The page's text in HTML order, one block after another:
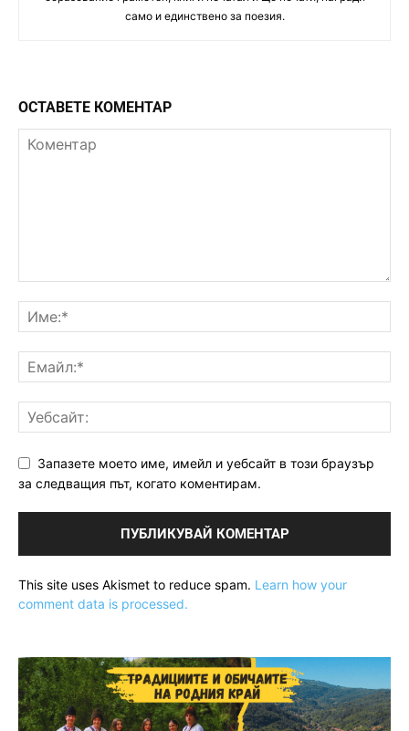
само и единствено за поезия.
ОСТАВЕТЕ КОМЕНТАР
Запазете моето име, имейл и уебсайт в този браузър
за следващия път, когато коментирам.
This site uses Akismet to reduce spam. Learn how your
comment data is processed.